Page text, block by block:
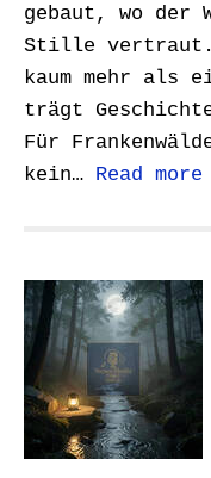
gebaut, wo der
Stille vertraut.
kaum mehr als
trägt
Für
kein… Read